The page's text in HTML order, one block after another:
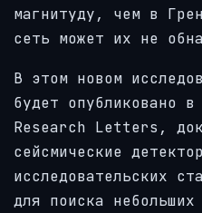
магнитуду, чем в
сеть может их не
В этом новом
будет опубликовано
Research Letters,
сейсмические
исследовательских
для поиска